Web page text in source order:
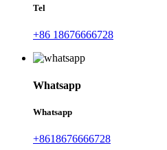
Tel
+86 18676666728
Whatsapp
Whatsapp
+8618676666728